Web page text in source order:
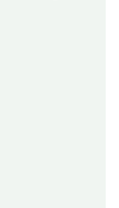
dass Ihre